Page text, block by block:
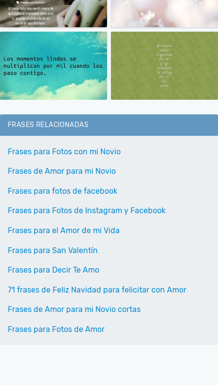
FRASES RELACIONADAS
Frases para Fotos con mi Novio
Frases de Amor para mi Novio
Frases para fotos de facebook
Frases para Fotos de Instagram y Facebook
Frases para el Amor de mi Vida
Frases para San Valentín
Frases para Decir Te Amo
71 frases de Feliz Navidad para felicitar con Amor
Frases de Amor para mi Novio cortas
Frases para Fotos de Amor